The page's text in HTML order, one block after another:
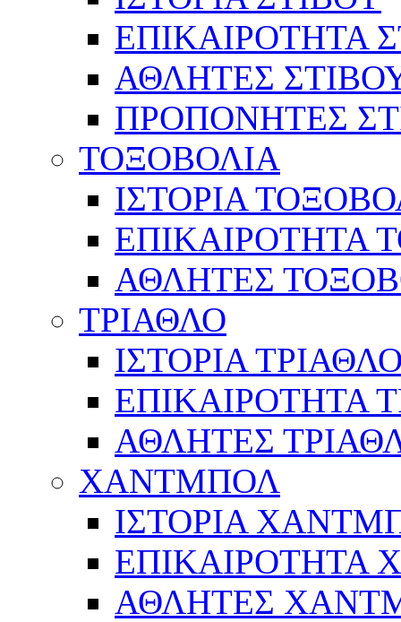
ΕΠΙΚΑΙΡΟΤΗΤΑ
ΑΘΛΗΤΕΣ
ΠΡΟΠΟΝΗΤΕΣ
ΤΟΞΟΒΟΛΙΑ
ΙΣΤΟΡΙΑ
ΕΠΙΚΑΙΡΟΤΗΤΑ
ΑΘΛΗΤΕΣ
ΤΡΙΑΘΛΟ
ΙΣΤΟΡΙΑ
ΕΠΙΚΑΙΡΟΤΗΤΑ
ΑΘΛΗΤΕΣ
ΧΑΝΤΜΠΟΛ
ΙΣΤΟΡΙΑ
ΕΠΙΚΑΙΡΟΤΗΤΑ
ΑΘΛΗΤΕΣ